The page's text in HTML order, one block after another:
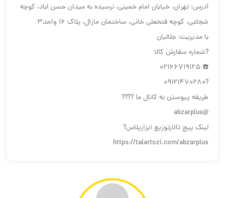
آدرس: تهران، خیابان امام خمینی، نرسیده به میدان حسن اباد، کوچه
شجاعی، کوچه فتحعلی خانی، ساختمان مارال، پلاک ۱۶ واحد۳
با مدیریت: جلالیان
?شماره سفارش کالا
☎️ 02166719125
?09121470280
طریقه پیوستن به کانال ما ????
@abzarplus
لینک پیچ تالارتوزیع ابزارپلاس?
https://talartozi.com/abzarplus